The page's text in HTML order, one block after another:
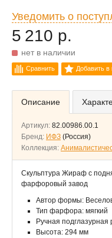
Уведомить о
5 210 р.
нет в наличии
Сравнить Добавить в
Описание
Артикул: 82.00986.00.1
Бренд: ИФЗ (Россия)
Коллекция:
Скульптура Жираф с
фарфоровый завод
Автор формы:
Тип фарфора: мягкий
Ручная подглазурная
Высота: 294 мм